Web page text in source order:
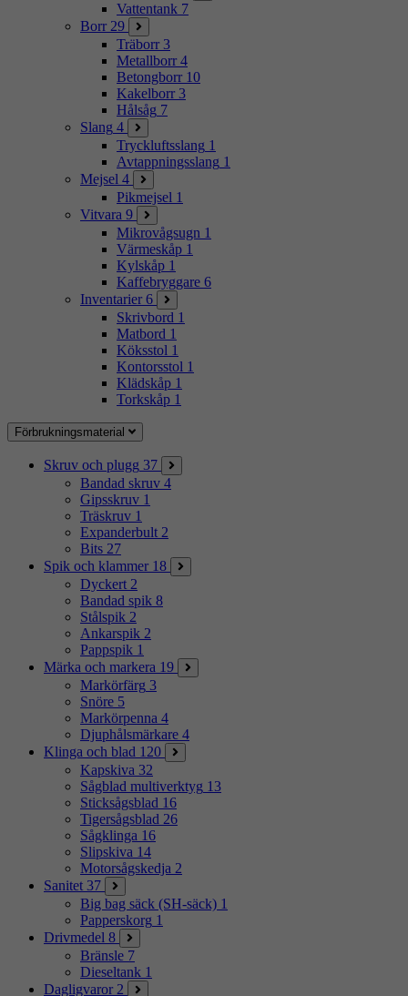
Vattentank 7
Borr 29
Träborr 3
Metallborr 4
Betongborr 10
Kakelborr 3
Hålsåg 7
Slang 4
Tryckluftsslang 1
Avtappningsslang 1
Mejsel 4
Pikmejsel 1
Vitvara 9
Mikrovågsugn 1
Värmeskåp 1
Kylskåp 1
Kaffebryggare 6
Inventarier 6
Skrivbord 1
Matbord 1
Köksstol 1
Kontorsstol 1
Klädskåp 1
Torkskåp 1
Förbrukningsmaterial
Skruv och plugg 37
Bandad skruv 4
Gipsskruv 1
Träskruv 1
Expanderbult 2
Bits 27
Spik och klammer 18
Dyckert 2
Bandad spik 8
Stålspik 2
Ankarspik 2
Pappspik 1
Märka och markera 19
Markörfärg 3
Snöre 5
Markörpenna 4
Djuphålsmärkare 4
Klinga och blad 120
Kapskiva 32
Sågblad multiverktyg 13
Sticksågsblad 16
Tigersågsblad 26
Sågklinga 16
Slipskiva 14
Motorsågskedja 2
Sanitet 37
Big bag säck (SH-säck) 1
Papperskorg 1
Drivmedel 8
Bränsle 7
Dieseltank 1
Dagligvaror 2